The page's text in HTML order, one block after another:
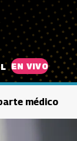
EN VIVO
médico